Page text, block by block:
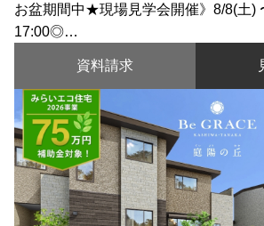
お盆期間中★現場見学会開催》8/8(土)
17:00◎…
資料請求